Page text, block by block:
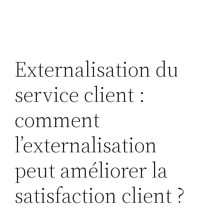
Externalisation du
service client :
comment
l’externalisation
peut améliorer la
satisfaction client ?